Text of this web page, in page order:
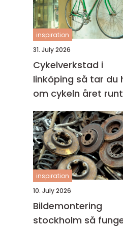
inspiration
31. July 2026
Cykelverkstad i
linköping så tar du hand
om cykeln året runt
inspiration
10. July 2026
Bildemontering
stockholm så fungerar